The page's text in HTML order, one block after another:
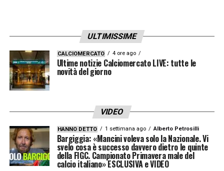
ULTIMISSIME
CALCIOMERCATO 4 ore ago
Ultime notizie Calciomercato LIVE: tutte le
novità del giorno
VIDEO
HANNO DETTO 1 settimana ago Alberto Petrosilli
Bargiggia: «Mancini voleva solo la Nazionale. Vi
svelo cosa è successo davvero dietro le quinte
della FIGC. Campionato Primavera male del
calcio italiano» ESCLUSIVA e VIDEO